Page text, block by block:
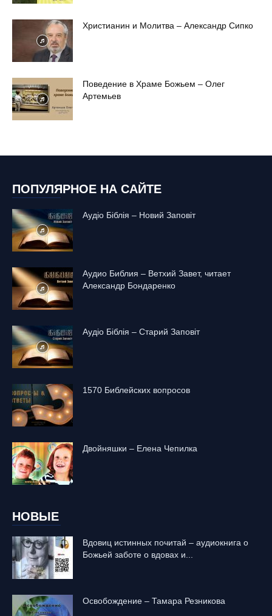
Христианин и Молитва – Александр Сипко
Поведение в Храме Божьем – Олег
Артемьев
ПОПУЛЯРНОЕ НА САЙТЕ
Аудіо Біблія – Новий Заповіт
Аудио Библия – Ветхий Завет, читает
Александр Бондаренко
Аудіо Біблія – Старий Заповіт
1570 Библейских вопросов
Двойняшки – Елена Чепилка
НОВЫЕ
Вдовиц истинных почитай – аудиокнига о
Божьей заботе о вдовах и...
Освобождение – Тамара Резникова